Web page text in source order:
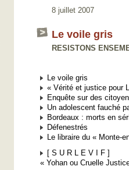
8 juillet 2007
Le voile gris
RESISTONS
Le voile gris
« Vérité et justice pour
Enquête sur des
Un adolescent fauché
Bordeaux : morts en
Défenestrés
Le libraire du « Monte-
[ S U R L E V I F ]
« Yohan ou Cruelle